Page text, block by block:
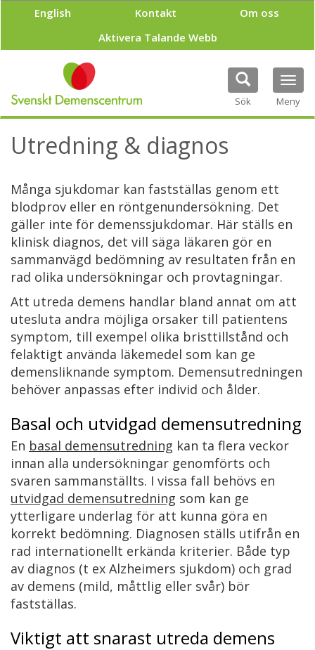
p
l
English Kontakt
Om oss
Aktivera Talande Webb
Sök Meny
Utredning & diagnos
Många sjukdomar kan fastställas genom ett
blodprov eller en röntgenundersökning. Det
gäller inte för demenssjukdomar. Här ställs en
klinisk diagnos, det vill säga läkaren gör en
sammanvägd bedömning av resultaten från en
rad olika undersökningar och provtagningar.
Att utreda demens handlar bland annat om att
utesluta andra möjliga orsaker till patientens
symptom, till exempel olika bristtillstånd och
felaktigt använda läkemedel som kan ge
demensliknande symptom. Demensutredningen
behöver anpassas efter individ och ålder.
Basal och utvidgad demensutredning
En basal demensutredning kan ta flera veckor
innan alla undersökningar genomförts och
svaren sammanställts. I vissa fall behövs en
utvidgad demensutredning som kan ge
ytterligare underlag för att kunna göra en
korrekt bedömning. Diagnosen ställs utifrån en
rad internationellt erkända kriterier. Både typ
av diagnos (t ex Alzheimers sjukdom) och grad
av demens (mild, måttlig eller svår) bör
fastställas.
Viktigt att snarast utreda demens